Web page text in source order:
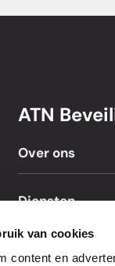
van cookies
content en
ATN
Over ons
Diensten